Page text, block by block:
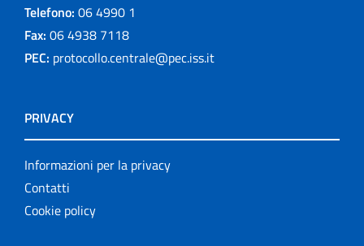
Telefono: 06 4990 1
Fax: 06 4938 7118
PEC: protocollo.centrale@pec.iss.it
PRIVACY
Informazioni per la privacy
Contatti
Cookie policy